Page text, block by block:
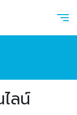
ลน์